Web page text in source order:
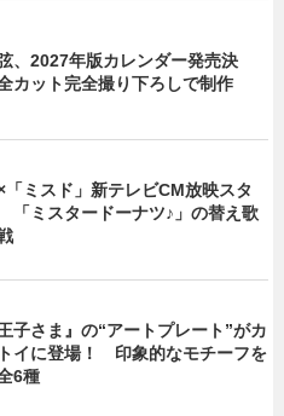
、2027年版カレンダー発売決
カット完全撮り下ろしで制作
「ミスド」新テレビCM放映スタ
「ミスタードーナツ♪」の替え歌
王子さま』の“アートプレート”がカ
イに登場！ 印象的なモチーフを
6種